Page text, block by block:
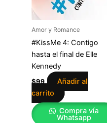
Amor y Romance
#KissMe 4: Contigo
hasta el final de Elle
Kennedy
$99
Añadir al
carrito
Compra vía
Whatsapp